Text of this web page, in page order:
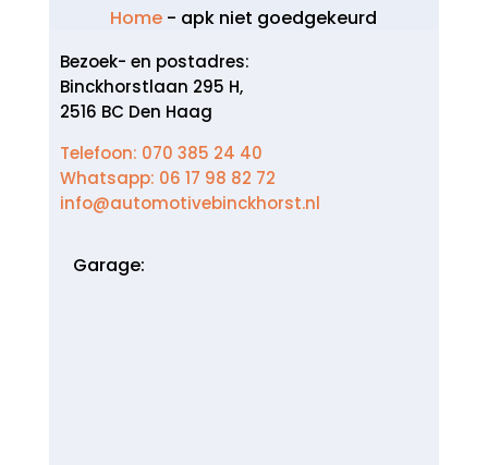
Home - apk niet goedgekeurd
Bezoek- en postadres:
Binckhorstlaan 295 H,
2516 BC Den Haag
Telefoon: 070 385 24 40
Whatsapp: 06 17 98 82 72
info@automotivebinckhorst.nl
Garage: